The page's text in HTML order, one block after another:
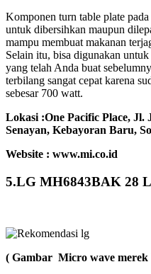
Komponen turn table plate
untuk dibersihkan maupun
mampu membuat makanan
Selain itu, bisa digunakan
yang telah Anda buat
terbilang sangat cepat karena
sebesar 700 watt.
Lokasi :One Pacific Place, Jl.
Senayan, Kebayoran Baru,
Website : www.mi.co.id
5.LG MH6843BAK 28 L
( Gambar Micro wave merek